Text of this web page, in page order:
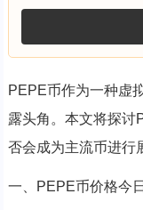
PEPE币作为一种虚
露头角。本文将探讨
否会成为主流币进行
一、PEPE币价格今